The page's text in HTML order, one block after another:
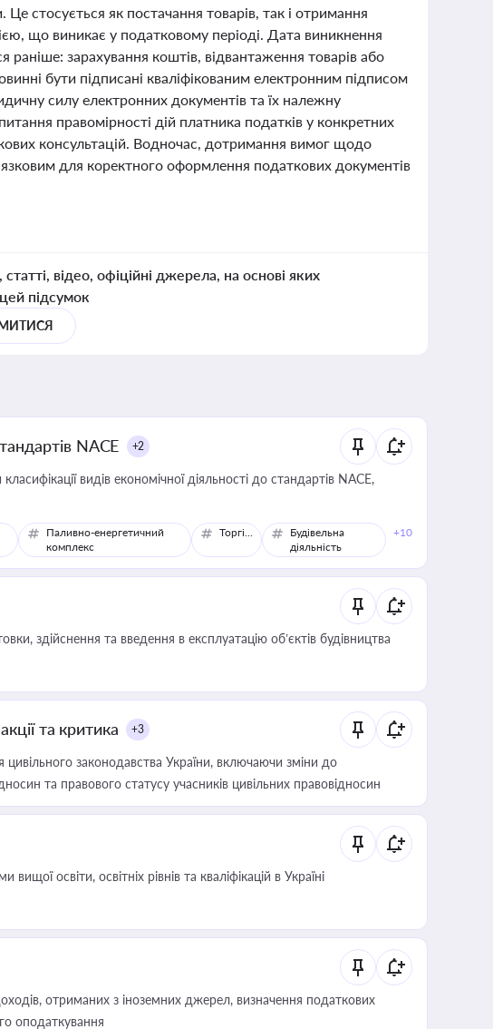
стосується як постачання товарів, так і отримання
що виникає у податковому періоді. Дата виникнення
раніше: зарахування коштів, відвантаження товарів або
бути підписані кваліфікованим електронним підписом
силу електронних документів та їх належну
правомірності дій платника податків у конкретних
консультацій. Водночас, дотримання вимог щодо
для коректного оформлення податкових документів
відео, офіційні джерела, на основі яких
підсумок
NACE +2
видів економічної діяльності до стандартів NACE,
Паливно-енергетичний
комплекс
Торгівля
Будівельна
діяльність
+10
здійснення та введення в експлуатацію об’єктів будівництва
та критика +3
законодавства України, включаючи зміни до
та правового статусу учасників цивільних правовідносин
освіти, освітніх рівнів та кваліфікацій в Україні
отриманих з іноземних джерел, визначення податкових
оподаткування